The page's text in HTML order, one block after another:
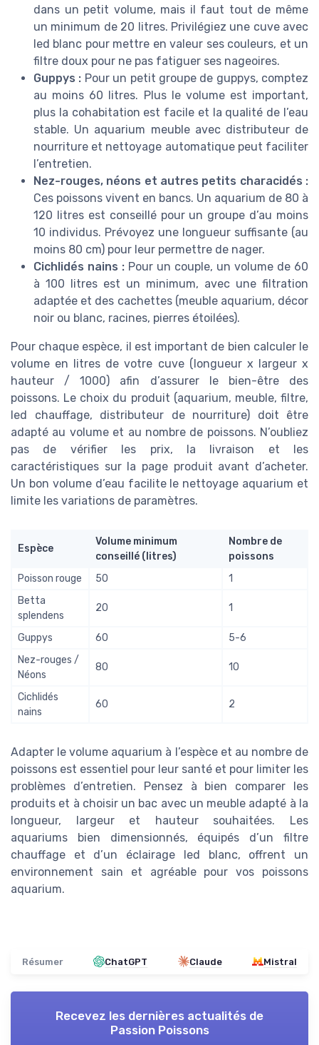
dans un petit volume, mais il faut tout de même
un minimum de 20 litres. Privilégiez une cuve avec
led blanc pour mettre en valeur ses couleurs, et un
filtre doux pour ne pas fatiguer ses nageoires.
Guppys : Pour un petit groupe de guppys, comptez
au moins 60 litres. Plus le volume est important,
plus la cohabitation est facile et la qualité de l’eau
stable. Un aquarium meuble avec distributeur de
nourriture et nettoyage automatique peut faciliter
l’entretien.
Nez-rouges, néons et autres petits characidés :
Ces poissons vivent en bancs. Un aquarium de 80 à
120 litres est conseillé pour un groupe d’au moins
10 individus. Prévoyez une longueur suffisante (au
moins 80 cm) pour leur permettre de nager.
Cichlidés nains : Pour un couple, un volume de 60
à 100 litres est un minimum, avec une filtration
adaptée et des cachettes (meuble aquarium, décor
noir ou blanc, racines, pierres étoilées).
Pour chaque espèce, il est important de bien calculer le
volume en litres de votre cuve (longueur x largeur x
hauteur / 1000) afin d’assurer le bien-être des
poissons. Le choix du produit (aquarium, meuble, filtre,
led chauffage, distributeur de nourriture) doit être
adapté au volume et au nombre de poissons. N’oubliez
pas de vérifier les prix, la livraison et les
caractéristiques sur la page produit avant d’acheter.
Un bon volume d’eau facilite le nettoyage aquarium et
limite les variations de paramètres.
Espèce
Volume minimum
conseillé (litres)
Nombre de
poissons
Poisson rouge
50
1
Betta
splendens
20 1
Guppys 60
5-6
Nez-rouges /
Néons
80 10
Cichlidés
nains
60 2
Adapter le volume aquarium à l’espèce et au nombre de
poissons est essentiel pour leur santé et pour limiter les
problèmes d’entretien. Pensez à bien comparer les
produits et à choisir un bac avec un meuble adapté à la
longueur, largeur et hauteur souhaitées. Les
aquariums bien dimensionnés, équipés d’un filtre
chauffage et d’un éclairage led blanc, offrent un
environnement sain et agréable pour vos poissons
aquarium.
Résumer ChatGPT Claude Mistral
Recevez les dernières actualités de
Passion Poissons